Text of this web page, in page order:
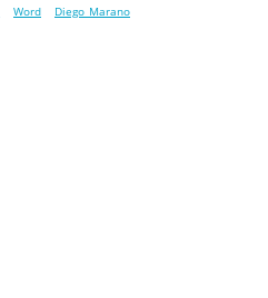
Word Diego Marano